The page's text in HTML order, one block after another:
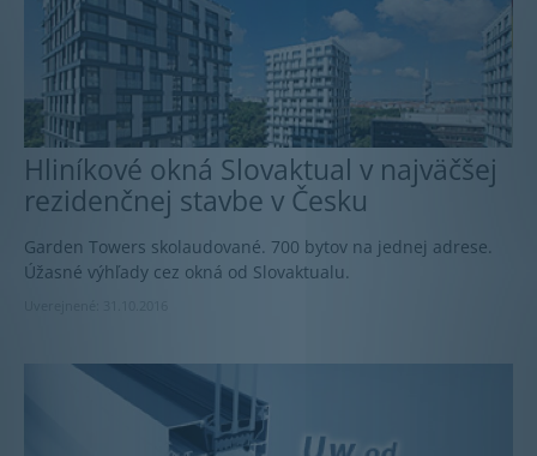
Hliníkové okná Slovaktual v najväčšej
rezidenčnej stavbe v Česku
Garden Towers skolaudované. 700 bytov na jednej adrese.
Úžasné výhľady cez okná od Slovaktualu.